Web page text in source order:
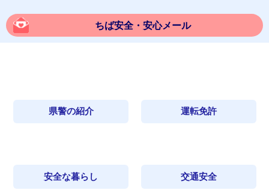
ちば安全・安心メール
県警の紹介 運転免許
安全な暮らし 交通安全